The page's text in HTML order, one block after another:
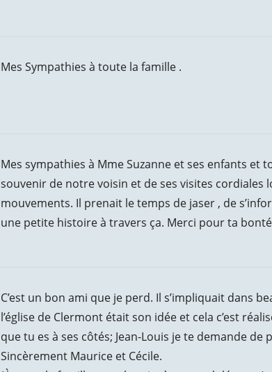
Mes Sympathies à toute la famille .
Mes sympathies à Mme Suzanne et ses enfants
souvenir de notre voisin et de ses visites cordiales
mouvements. Il prenait le temps de jaser , de
une petite histoire à travers ça. Merci pour ta
C’est un bon ami que je perd. Il s’impliquait dans
l’église de Clermont était son idée et cela c’est
que tu es à ses côtés; Jean-Louis je te demande de
Sincèrement Maurice et Cécile.